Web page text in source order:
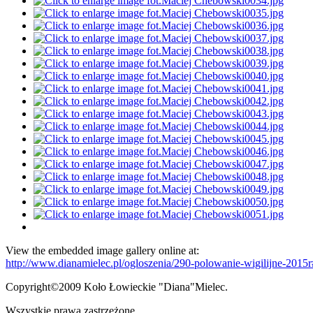
View the embedded image gallery online at:
http://www.dianamielec.pl/ogloszenia/290-polowanie-wigilijne-
Copyright©2009 Koło Łowieckie "Diana"Mielec.
Wszystkie prawa zastrzeżone.